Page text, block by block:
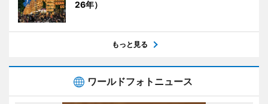
26年）
もっと見る
ワールドフォトニュース